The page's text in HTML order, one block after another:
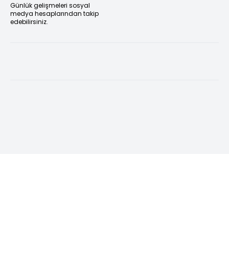
Günlük gelişmeleri sosyal
medya hesaplarından takip
edebilirsiniz.